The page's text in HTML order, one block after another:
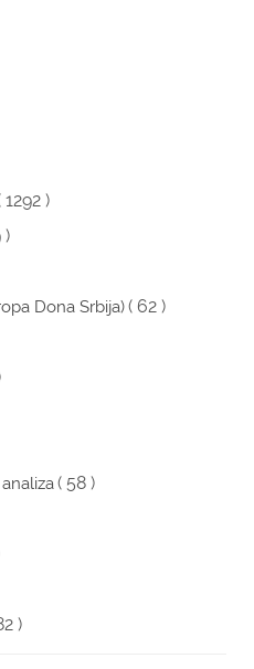
1292 )
)
Dona Srbija)( 62 )
( 58 )
)